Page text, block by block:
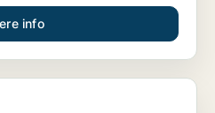
info
butik, klinik, restaurant